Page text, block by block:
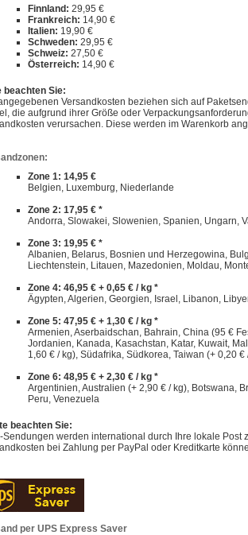
Finnland: 29,95 €
Frankreich: 14,90 €
Italien: 19,90 €
Schweden: 29,95 €
Schweiz: 27,50 €
Österreich: 14,90 €
beachten Sie:
Versandkosten beziehen sich auf
die aufgrund ihrer Größe oder
verursachen. Diese werden im Warenkorb
Zone 1: 14,95 €
Belgien, Luxemburg, Niederlande
Zone 2: 17,95 € *
Andorra, Slowakei, Slowenien, Spanien, Ungarn,
Zone 3: 19,95 € *
Albanien, Belarus, Bosnien und Herzegowina,
Liechtenstein, Litauen, Mazedonien, Moldau,
Zone 4: 46,95 € + 0,65 € / kg *
Ägypten, Algerien, Georgien, Israel, Libanon,
Zone 5: 47,95 € + 1,30 € / kg *
Armenien, Aserbaidschan, Bahrain, China (95 €
Jordanien, Kanada, Kasachstan, Katar, Kuwait,
1,60 € / kg), Südafrika, Südkorea, Taiwan (+ 0,20
Zone 6: 48,95 € + 2,30 € / kg *
Argentinien, Australien (+ 2,90 € / kg), Botswana,
Peru, Venezuela
beachten Sie:
Sendungen werden international durch Ihre lokale Post
bei Zahlung per PayPal oder Kreditkarte
per UPS Express Saver